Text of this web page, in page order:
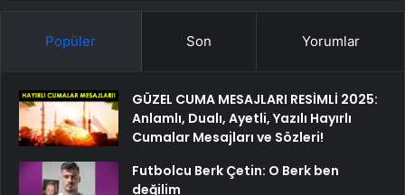
Popüler Son Yorumlar
GÜZEL CUMA MESAJLARI RESİMLİ 2025:
Anlamlı, Dualı, Ayetli, Yazılı Hayırlı
Cumalar Mesajları ve Sözleri!
Futbolcu Berk Çetin: O Berk ben
değilim